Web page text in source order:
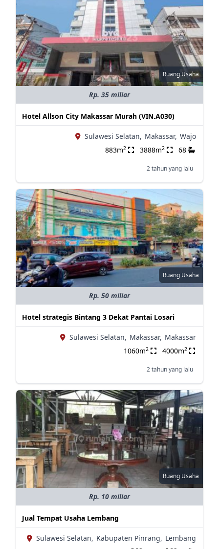
Ruang Usaha
Rp. 35 miliar
Hotel Allson City Makassar Murah (VIN.A030)
Sulawesi Selatan, Makassar, Wajo
883m2 3888m2 68
2 tahun yang lalu
Ruang Usaha
Rp. 50 miliar
Hotel strategis Bintang 3 Dekat Pantai Losari
Sulawesi Selatan, Makassar, Makassar
1060m2 4000m2
2 tahun yang lalu
Ruang Usaha
Rp. 10 miliar
Jual Tempat Usaha Lembang
Sulawesi Selatan, Kabupaten Pinrang, Lembang